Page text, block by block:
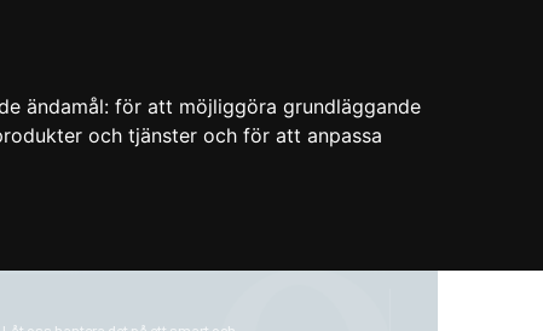
ändamål: för att möjliggöra grundläggande
och tjänster och för att anpassa